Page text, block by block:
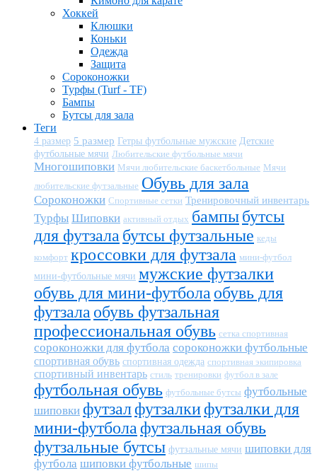
Хоккей
Клюшки
Коньки
Одежда
Защита
Сороконожки
Турфы (Turf - TF)
Бампы
Бутсы для зала
Теги
4 размер 5 размер Гетры футбольные мужские Детские
футбольные мячи Любительские футбольные мячи
Многошиповки Мячи любительские баскетбольные Мячи
любительские футзальные Обувь для зала
Сороконожки Спортивные сетки Тренировочный инвентарь
Турфы Шиповки активный отдых бампыбутсы
для футзала бутсы футзальные кеды
комфорт кроссовки для футзала мини-футбол
мини-футбольные мячи мужские футзалки
обувь для мини-футбола обувь для
футзала обувь футзальная
профессиональная обувь сетка спортивная
сороконожки для футбола сороконожки футбольные
спортивная обувь спортивная одежда спортивная экипировка
спортивный инвентарь стиль тренировки футбол в зале
футбольная обувь футбольные бутсы футбольные
шиповки футзалфутзалкифутзалки для
мини-футбола футзальная обувь
футзальные бутсы футзальные мячи шиповки для
футбола шиповки футбольные шипы